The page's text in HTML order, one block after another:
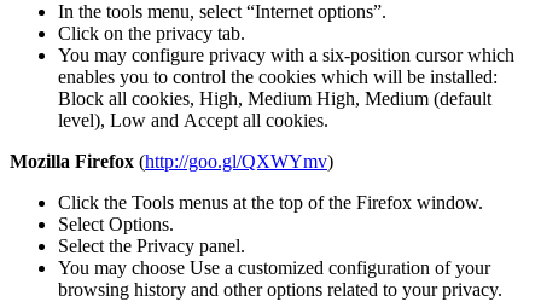
In the tools menu, select “Internet options”.
Click on the privacy tab.
You may configure privacy with a six-position cursor which
enables you to control the cookies which will be installed:
Block all cookies, High, Medium High, Medium (default
level), Low and Accept all cookies.
Mozilla Firefox (http://goo.gl/QXWYmv)
Click the Tools menus at the top of the Firefox window.
Select Options.
Select the Privacy panel.
You may choose Use a customized configuration of your
browsing history and other options related to your privacy.